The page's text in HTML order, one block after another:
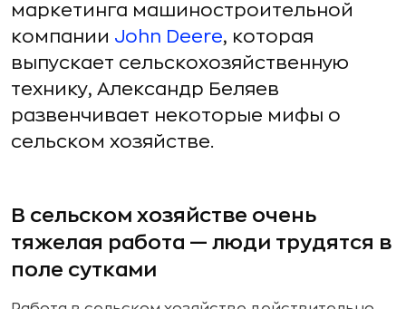
маркетинга машиностроительной
компании John Deere, которая
выпускает сельскохозяйственную
технику, Александр Беляев
развенчивает некоторые мифы о
сельском хозяйстве.
В сельском хозяйстве очень
тяжелая работа — люди трудятся в
поле сутками